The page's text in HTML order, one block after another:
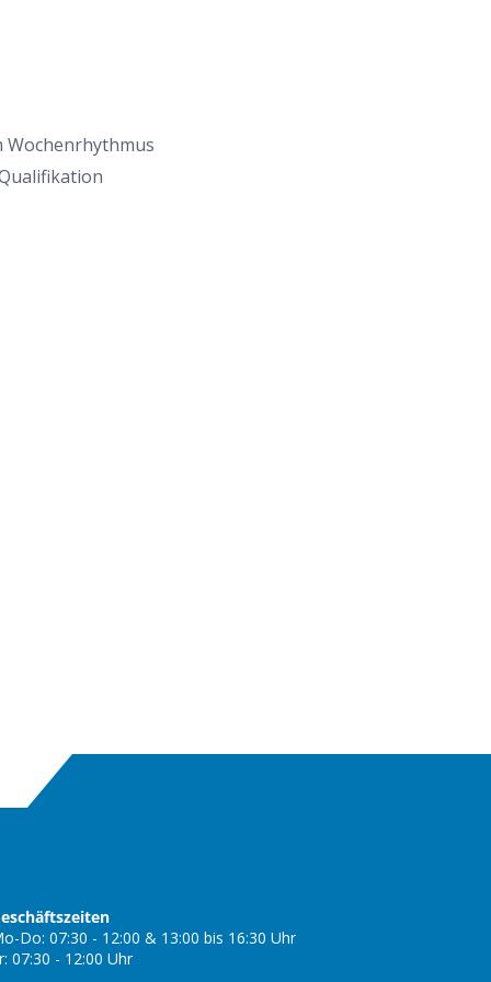
Wochenrhythmus
Do: 07:30 - 12:00 & 13:00 bis 16:30 Uhr
07:30 - 12:00 Uhr